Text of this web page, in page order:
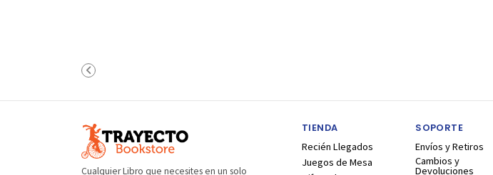
Cualquier Libro que necesites en un solo
TIENDA
Recién Llegados
Juegos de Mesa
SOPORTE
Envíos y Retiros
Cambios y
Devoluciones